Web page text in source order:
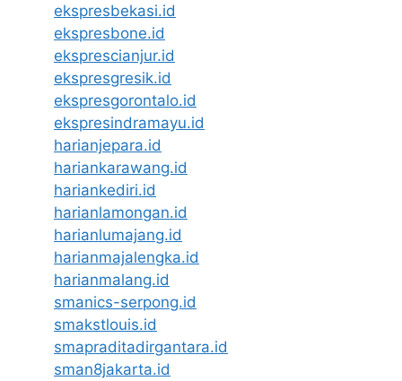
ekspresbekasi.id
ekspresbone.id
eksprescianjur.id
ekspresgresik.id
ekspresgorontalo.id
ekspresindramayu.id
harianjepara.id
hariankarawang.id
hariankediri.id
harianlamongan.id
harianlumajang.id
harianmajalengka.id
harianmalang.id
smanics-serpong.id
smakstlouis.id
smapraditadirgantara.id
sman8jakarta.id